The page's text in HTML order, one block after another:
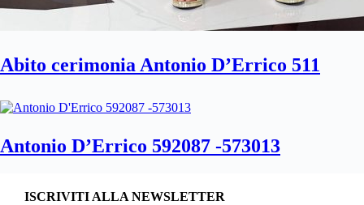
Abito cerimonia Antonio D’Errico 511
Antonio D’Errico 592087 -573013
ISCRIVITI ALLA NEWSLETTER